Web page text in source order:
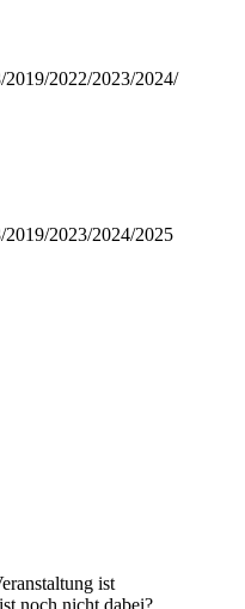
​2022/​2023/​2024/​
​2023/​2024/​2025
ist
noch nicht dabei?